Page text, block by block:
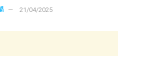
21/04/2025